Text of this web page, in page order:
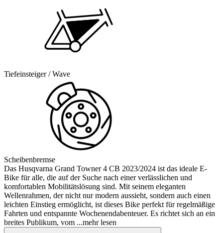
Tiefeinsteiger / Wave
Scheibenbremse
Das Husqvarna Grand Towner 4 CB 2023/2024 ist das ideale E-
Bike für alle, die auf der Suche nach einer verlässlichen und
komfortablen Mobilitätslösung sind. Mit seinem eleganten
Wellenrahmen, der nicht nur modern aussieht, sondern auch einen
leichten Einstieg ermöglicht, ist dieses Bike perfekt für regelmäßige
Fahrten und entspannte Wochenendabenteuer. Es richtet sich an ein
breites Publikum, vom ...mehr lesen